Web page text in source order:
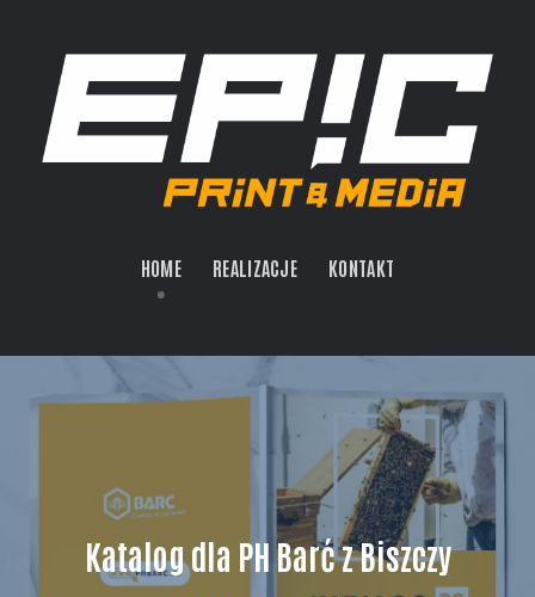
HOME REALIZACJE KONTAKT
Katalog dla PH Barć z Biszczy